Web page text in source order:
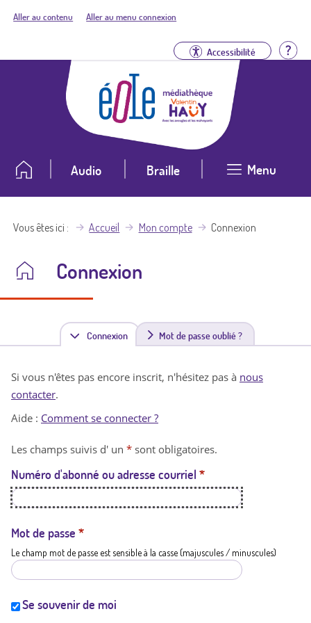
Aller au contenu Aller au menu connexion
Accessibilité
Audio Braille Menu
Vous êtes ici Accueil Mon compte Connexion
Connexion
Connexion(
n
t
a
t
i
Mot de passe oublié ?
Si vous n'êtes pas encore inscrit, n'hésitez pas à nous
contacter.
Aide : Comment se connecter ?
Les champs suivis d' un * sont obligatoires.
Numéro d'abonné ou adresse courriel *
Mot de passe *
Le champ mot de passe est sensible à la casse (majuscules / minuscules)
Se souvenir de moi